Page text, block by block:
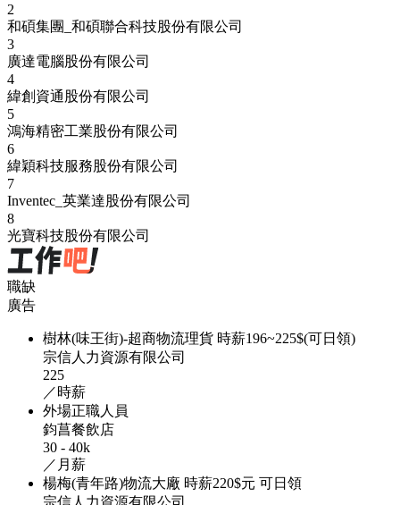
2
和碩集團_和碩聯合科技股份有限公司
3
廣達電腦股份有限公司
4
緯創資通股份有限公司
5
鴻海精密工業股份有限公司
6
緯穎科技服務股份有限公司
7
Inventec_英業達股份有限公司
8
光寶科技股份有限公司
職缺
廣告
樹林(味王街)-超商物流理貨 時薪196~225$(可日領)
宗信人力資源有限公司
225
／時薪
外場正職人員
鈞菖餐飲店
30 - 40k
／月薪
楊梅(青年路)物流大廠 時薪220$元 可日領
宗信人力資源有限公司